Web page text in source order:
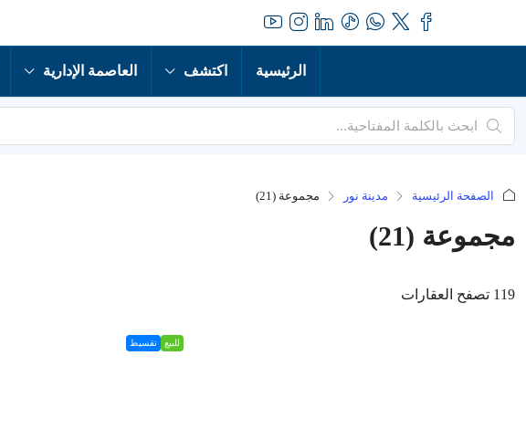
الرئيسية اكتشف العاصمة الإدارية
الصفحة الرئيسية مدينة نور مجموعة (21)
مجموعة (21)
119 تصفح العقارات
للبيع تقسيط